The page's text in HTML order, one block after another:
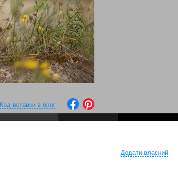
Код вставки в блог
Додати власний